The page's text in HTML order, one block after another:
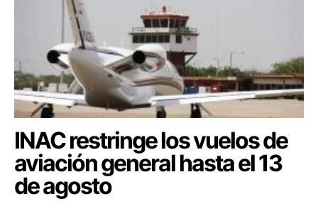
INAC restringe los vuelos de
aviación general hasta el 13
de agosto